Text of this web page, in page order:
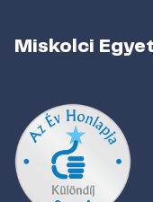
Miskolci